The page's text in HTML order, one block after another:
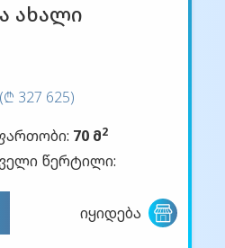
ახალი
(₾ 327 625)
70 მ2
წერტილი:
იყიდება